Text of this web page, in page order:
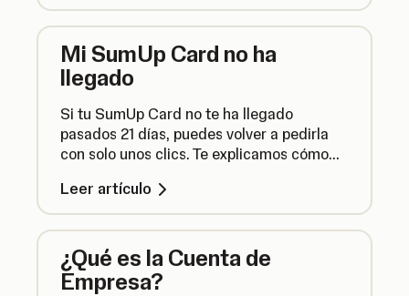
Mi SumUp Card no ha
llegado
Si tu SumUp Card no te ha llegado
pasados 21 días, puedes volver a pedirla
con solo unos clics. Te explicamos cómo
Leer artículo
¿Qué es la Cuenta de
Empresa?